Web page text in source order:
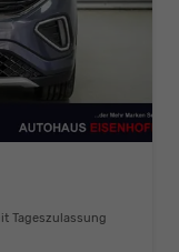
Tageszulassung